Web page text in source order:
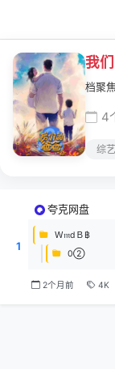
我
档聚
4
综艺
1
夸克网盘
Ｗ𝔪dＢ฿
0②
2个月前 4K